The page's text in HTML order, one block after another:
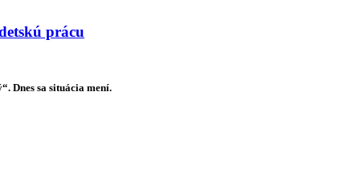
prácu
Dnes sa situácia mení.